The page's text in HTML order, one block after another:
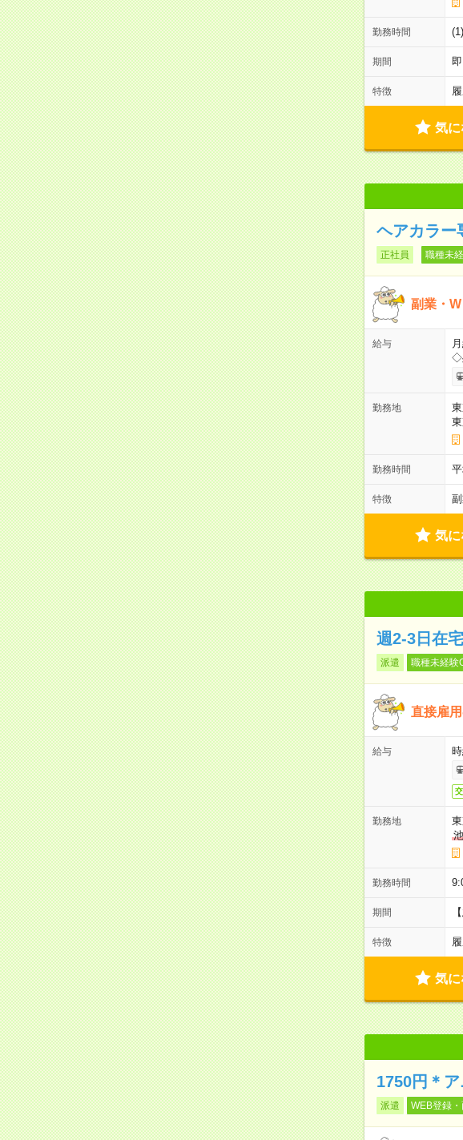
勤務時間
期間
特徴
気に
ヘアカラー
正社員 職種未
副業・
給与
◇
勤務地
勤務時間
特徴
気に
週2-3日在
派遣 職種未経験
直接雇
給与
勤務地
勤務時間
期間
特徴
気に
1750円＊
派遣 WEB登録